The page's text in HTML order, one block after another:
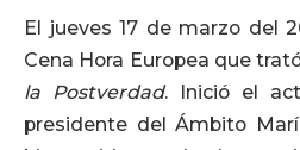
El jueves 17 de marzo del
Cena Hora Europea que
la Postverdad. Inició el
presidente del Ámbito